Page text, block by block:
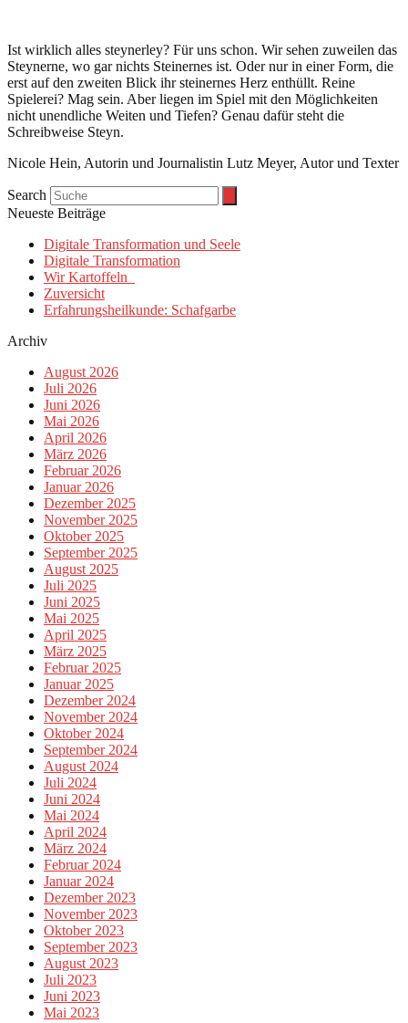
Ist wirklich alles steynerley? Für uns schon. Wir sehen zuweilen das
Steynerne, wo gar nichts Steinernes ist. Oder nur in einer Form, die
erst auf den zweiten Blick ihr steinernes Herz enthüllt. Reine
Spielerei? Mag sein. Aber liegen im Spiel mit den Möglichkeiten
nicht unendliche Weiten und Tiefen? Genau dafür steht die
Schreibweise Steyn.
Nicole Hein, Autorin und Journalistin Lutz Meyer, Autor und Texter
Search
Neueste Beiträge
Digitale Transformation und Seele
Digitale Transformation
Wir Kartoffeln
Zuversicht
Erfahrungsheilkunde: Schafgarbe
Archiv
August 2026
Juli 2026
Juni 2026
Mai 2026
April 2026
März 2026
Februar 2026
Januar 2026
Dezember 2025
November 2025
Oktober 2025
September 2025
August 2025
Juli 2025
Juni 2025
Mai 2025
April 2025
März 2025
Februar 2025
Januar 2025
Dezember 2024
November 2024
Oktober 2024
September 2024
August 2024
Juli 2024
Juni 2024
Mai 2024
April 2024
März 2024
Februar 2024
Januar 2024
Dezember 2023
November 2023
Oktober 2023
September 2023
August 2023
Juli 2023
Juni 2023
Mai 2023